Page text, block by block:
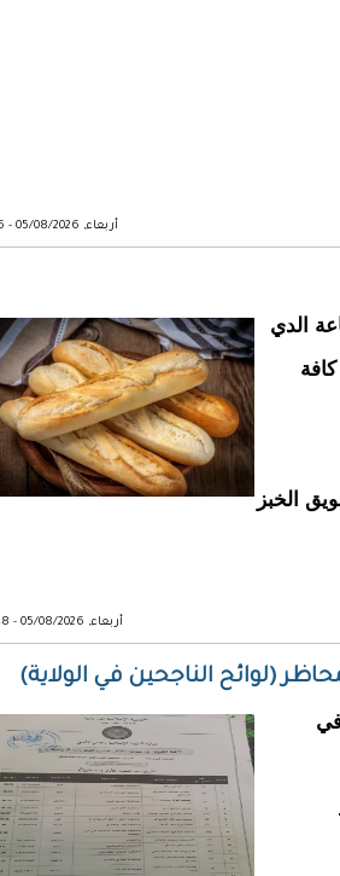
أربعاء, 05/08/2026 - 12:06
الدي
الخبز
أربعاء, 05/08/2026 - 08:48
في